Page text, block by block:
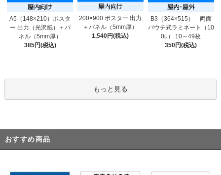
A5（148×210）ポスタ
ー 出力（光沢紙）＋パ
ネル（5mm厚）
385円(税込)
200×900 ポスター 出力
＋パネル（5mm厚）
1,540円(税込)
B3（364×515） 両面
パウチ式ラミネート（10
0μ） 10～49枚
350円(税込)
もっと見る
おすすめ商品